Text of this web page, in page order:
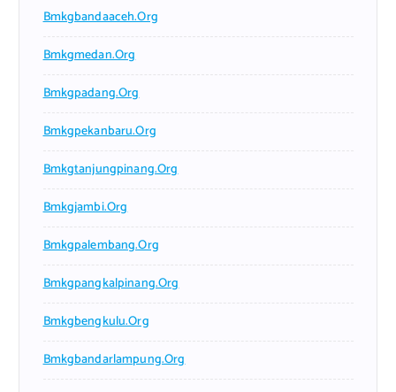
Bmkgbandaaceh.org
Bmkgmedan.org
Bmkgpadang.org
Bmkgpekanbaru.org
Bmkgtanjungpinang.org
Bmkgjambi.org
Bmkgpalembang.org
Bmkgpangkalpinang.org
Bmkgbengkulu.org
Bmkgbandarlampung.org